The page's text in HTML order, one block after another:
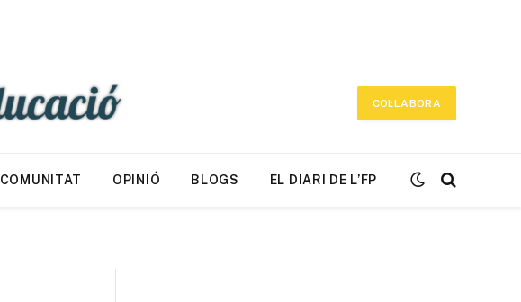
COL·LABORA
COMUNITAT OPINIÓ BLOGS EL DIARI DE L’FP